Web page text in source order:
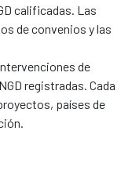
calificadas. Las
de convenios y las
de
registradas. Cada
países de